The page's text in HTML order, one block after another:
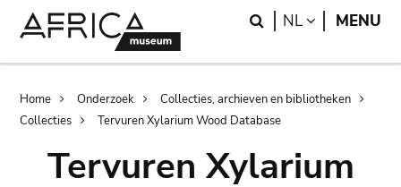
Search
NL LANGUAGE
MENU
Breadcrumb
Home Onderzoek
Collecties, archieven en bibliotheken
Collecties
Tervuren Xylarium Wood Database
Tervuren Xylarium